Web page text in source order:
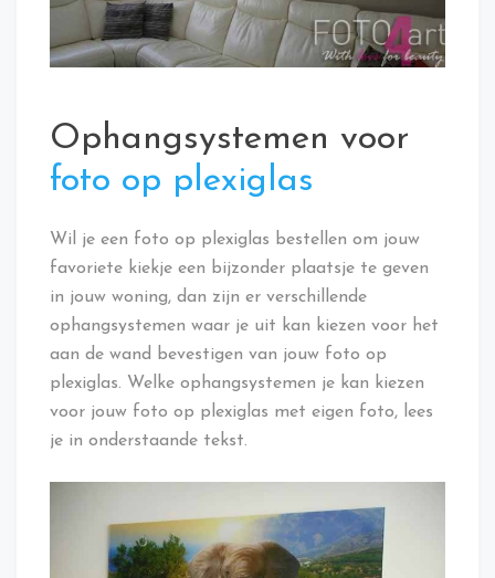
Ophangsystemen voor
foto op plexiglas
Wil je een foto op plexiglas bestellen om jouw
favoriete kiekje een bijzonder plaatsje te geven
in jouw woning, dan zijn er verschillende
ophangsystemen waar je uit kan kiezen voor het
aan de wand bevestigen van jouw foto op
plexiglas. Welke ophangsystemen je kan kiezen
voor jouw foto op plexiglas met eigen foto, lees
je in onderstaande tekst.